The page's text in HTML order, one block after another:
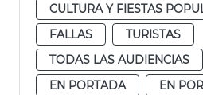
CULTURA Y FIESTAS
FALLAS
TURISTAS
TODAS LAS AUDIENCIAS
EN PORTADA
EN